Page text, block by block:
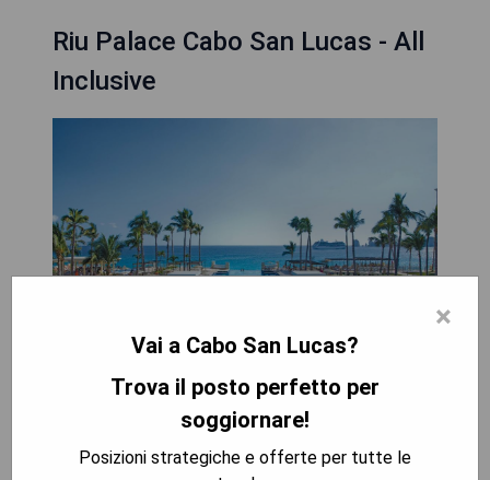
Riu Palace Cabo San Lucas - All
Inclusive
Das Riu Palace Cabo San Lucas - All Inclusive, das
im November 2020 eröffnet wurde, bietet eine 5-
Sterne-Unterkunft direkt am Strand in Cabo San
×
Vai a Cabo San Lucas?
Trova il posto perfetto per
soggiornare!
Posizioni strategiche e offerte per tutte le